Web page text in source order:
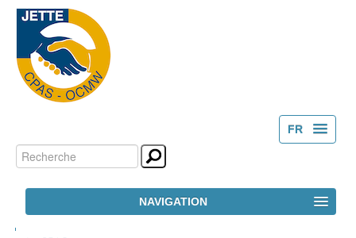
FR
Outils
personnels
Chercher par
Recherche
NAVIGATION
NAVIGATION